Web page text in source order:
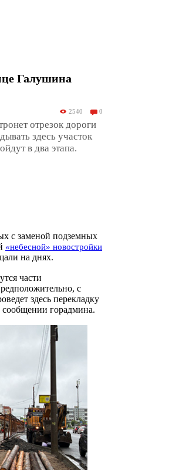
Галушина
2540 0
отрезок дороги
здесь участок
в два этапа.
с заменой подземных
«небесной» новостройки
на днях.
части
с
здесь перекладку
сообщении горадмина.